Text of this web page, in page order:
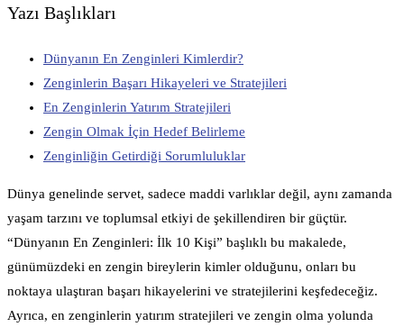
Yazı Başlıkları
Dünyanın En Zenginleri Kimlerdir?
Zenginlerin Başarı Hikayeleri ve Stratejileri
En Zenginlerin Yatırım Stratejileri
Zengin Olmak İçin Hedef Belirleme
Zenginliğin Getirdiği Sorumluluklar
Dünya genelinde servet, sadece maddi varlıklar değil, aynı zamanda
yaşam tarzını ve toplumsal etkiyi de şekillendiren bir güçtür.
“Dünyanın En Zenginleri: İlk 10 Kişi” başlıklı bu makalede,
günümüzdeki en zengin bireylerin kimler olduğunu, onları bu
noktaya ulaştıran başarı hikayelerini ve stratejilerini keşfedeceğiz.
Ayrıca, en zenginlerin yatırım stratejileri ve zengin olma yolunda